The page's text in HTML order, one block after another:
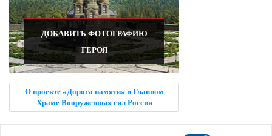
ДОБАВИТЬ ФОТОГРАФИЮ
ГЕРОЯ
О проекте «Дорога памяти» в Главном
Храме Вооруженных сил России